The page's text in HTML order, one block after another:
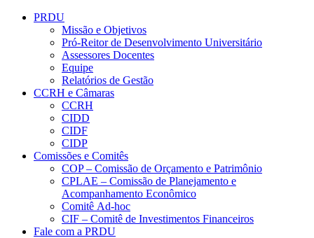
Conteúdo principal
PRDU
Missão e Objetivos
Pró-Reitor de Desenvolvimento Universitário
Assessores Docentes
Equipe
Relatórios de Gestão
CCRH e Câmaras
CCRH
CIDD
CIDF
CIDP
Comissões e Comitês
COP – Comissão de Orçamento e Patrimônio
CPLAE – Comissão de Planejamento e
Acompanhamento Econômico
Comitê Ad-hoc
CIF – Comitê de Investimentos Financeiros
Fale com a PRDU